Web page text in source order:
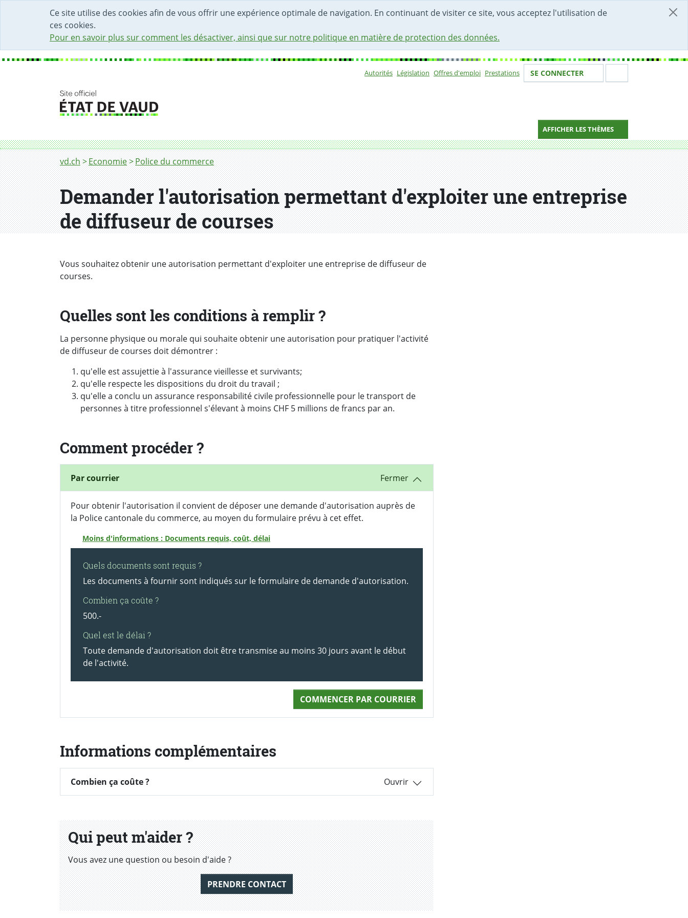
Ce site utilise des cookies afin de vous offrir une expérience optimale de navigation. En continuant de visiter ce site, vous acceptez l'utilisation de
ces cookies.
Pour en savoir plus sur comment les désactiver, ainsi que sur notre politique en matière de protection des données.
DÉBUT DU CONTENU DE LA PAGE
ACCÈS AU CHAMP DE RECHERCHE
PAGE D'ACCUEIL
FORMULAIRE DE CONTACT
Autorités Législation Offres d'emploi Prestations Votre identité
SE CONNECTER
AFFICHER LES THÈMES
Fil d'Ariane
vd.ch Economie Police du commerce
Demander l'autorisation permettant d'exploiter une entreprise de diffuseur de courses
Demander l'autorisation permettant d'exploiter une entreprise
de diffuseur de courses
Introduction
Vous souhaitez obtenir une autorisation permettant d'exploiter une entreprise de diffuseur de
courses.
Quelles sont les conditions à remplir ?
La personne physique ou morale qui souhaite obtenir une autorisation pour pratiquer l'activité
de diffuseur de courses doit démontrer :
qu'elle est assujettie à l'assurance vieillesse et survivants;
qu'elle respecte les dispositions du droit du travail ;
qu'elle a conclu un assurance responsabilité civile professionnelle pour le transport de
personnes à titre professionnel s'élevant à moins CHF 5 millions de francs par an.
Comment procéder ?
Par courrier
Pour obtenir l'autorisation il convient de déposer une demande d'autorisation auprès de
la Police cantonale du commerce, au moyen du formulaire prévu à cet effet.
Moins d'informations : Documents requis, coût, délai
Quels documents sont requis ?
Les documents à fournir sont indiqués sur le formulaire de demande d'autorisation.
Combien ça coûte ?
500.-
Quel est le délai ?
Toute demande d'autorisation doit être transmise au moins 30 jours avant le début
de l'activité.
COMMENCER PAR COURRIER
Informations complémentaires
Combien ça coûte ?
Combien ça coûte ?
Qui peut m'aider ?
Vous avez une question ou besoin d'aide ?
PRENDRE CONTACT